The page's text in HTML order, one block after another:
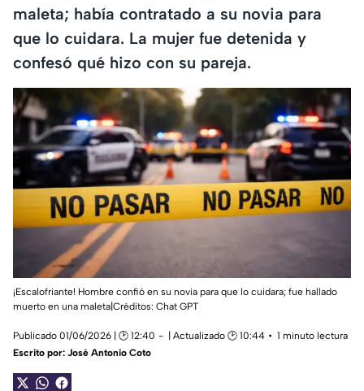
maleta; había contratado a su novia para
que lo cuidara. La mujer fue detenida y
confesó qué hizo con su pareja.
¡Escalofriante! Hombre confió en su novia para que lo cuidara; fue hallado
muerto en una maleta|Créditos: Chat GPT
Publicado 01/06/2026 | 🕑 12:40 | Actualizado 🕑 10:44
1 minuto lectura
Escrito por: José Antonio Coto